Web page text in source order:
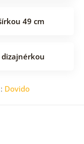
49 cm
Dovido